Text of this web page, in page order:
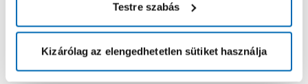
Testre szabás
Kizárólag az elengedhetetlen sütiket használja